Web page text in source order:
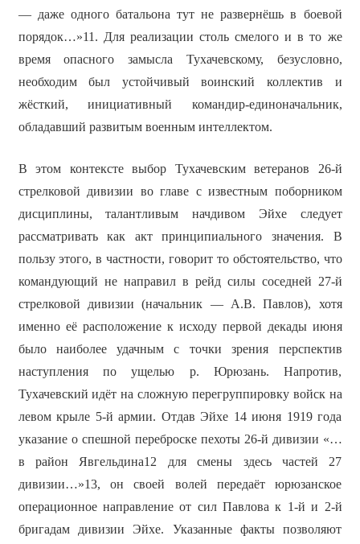
— даже одного батальона тут не развернёшь в боевой
порядок…»11. Для реализации столь смелого и в то же
время опасного замысла Тухачевскому, безусловно,
необходим был устойчивый воинский коллектив и
жёсткий, инициативный командир-единоначальник,
обладавший развитым военным интеллектом.
В этом контексте выбор Тухачевским ветеранов 26-й
стрелковой дивизии во главе с известным поборником
дисциплины, талантливым начдивом Эйхе следует
рассматривать как акт принципиального значения. В
пользу этого, в частности, говорит то обстоятельство, что
командующий не направил в рейд силы соседней 27-й
стрелковой дивизии (начальник — А.В. Павлов), хотя
именно её расположение к исходу первой декады июня
было наиболее удачным с точки зрения перспектив
наступления по ущелью р. Юрюзань. Напротив,
Тухачевский идёт на сложную перегруппировку войск на
левом крыле 5-й армии. Отдав Эйхе 14 июня 1919 года
указание о спешной переброске пехоты 26-й дивизии «…
в район Явгельдина12 для смены здесь частей 27
дивизии…»13, он своей волей передаёт юрюзанское
операционное направление от сил Павлова к 1-й и 2-й
бригадам дивизии Эйхе. Указанные факты позволяют